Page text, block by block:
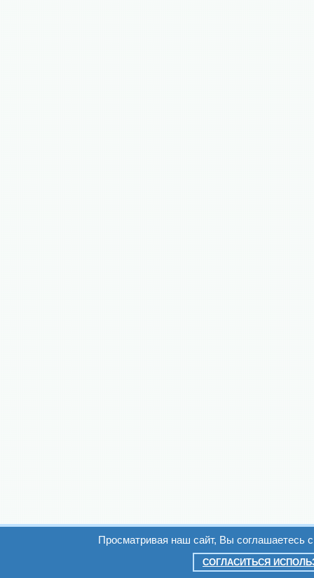
Просматривая наш сайт, Вы соглашаетесь
СОГЛАСИТЬСЯ